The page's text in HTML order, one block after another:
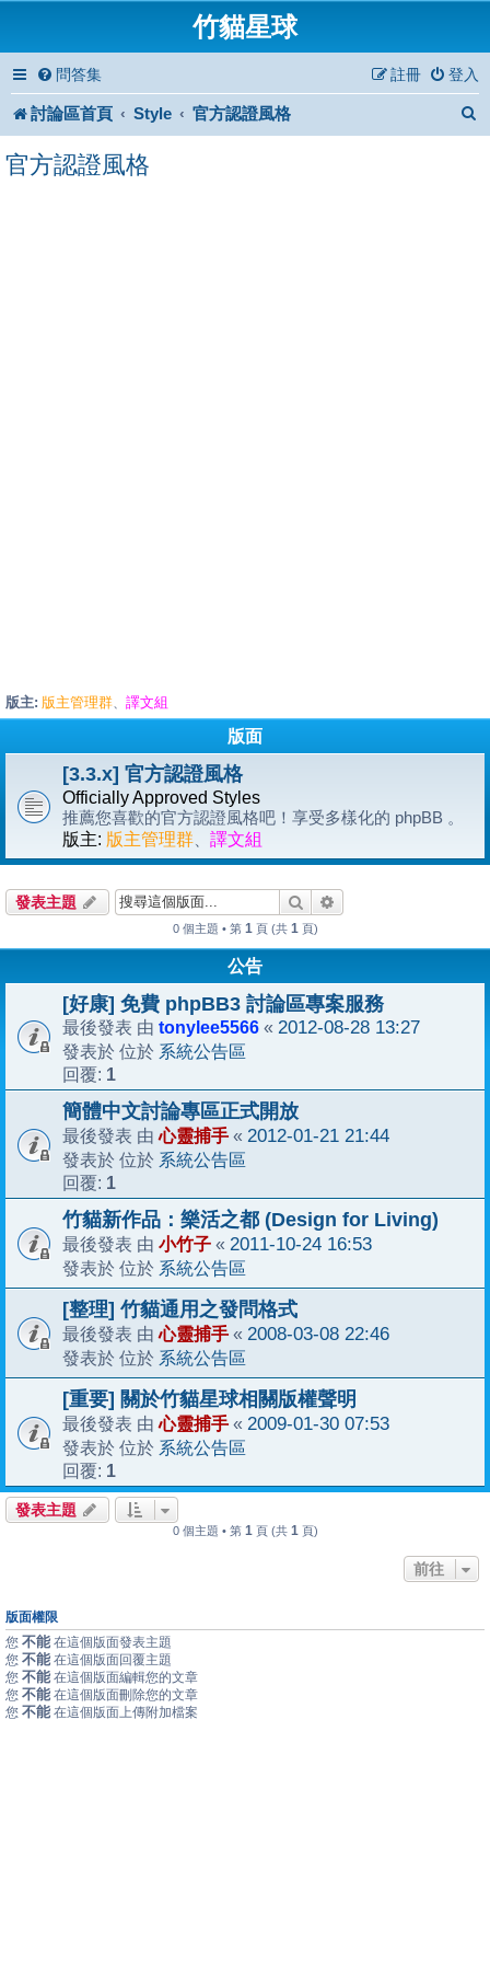
竹貓星球
問答集 登入
註冊
討論區首頁 Style 官方認證風格
官方認證風格
版主: 版主管理群、 譯文組
版面
[3.3.x] 官方認證風格
Officially Approved Styles
推薦您喜歡的官方認證風格吧！享受多樣化的 phpBB 。
版主: 版主管理群 譯文組
發表主題 搜尋
0 個主題 • 第 1 頁 (共 1 頁)
公告
[好康] 免費 phpBB3 討論區專案服務
最後發表 由 tonylee5566 « 2012-08-28 13:27
發表於 位於 系統公告區
回覆: 1
簡體中文討論專區正式開放
最後發表 由心靈捕手 « 2012-01-21 21:44
發表於 位於 系統公告區
回覆: 1
竹貓新作品：樂活之都 (Design for Living)
最後發表 由 小竹子 « 2011-10-24 16:53
發表於 位於 系統公告區
[整理] 竹貓通用之發問格式
最後發表 由心靈捕手 « 2008-03-08 22:46
發表於 位於 系統公告區
[重要] 關於竹貓星球相關版權聲明
最後發表 由心靈捕手 « 2009-01-30 07:53
發表於 位於 系統公告區
回覆: 1
發表主題
0 個主題 • 第 1 頁 (共 1 頁)
前往
版面權限
您 不能 在這個版面發表主題
您 不能 在這個版面回覆主題
您 不能 在這個版面編輯您的文章
您 不能 在這個版面刪除您的文章
您 不能 在這個版面上傳附加檔案